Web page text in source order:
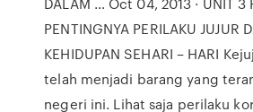
PENTINGNYA PERILAKU JUJUR
KEHIDUPAN SEHARI – HARI
telah menjadi barang yang
negeri ini. Lihat saja perilaku